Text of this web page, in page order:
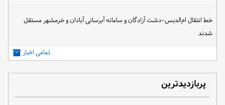
خط انتقال ام‌الدبس–دشت آزادگان و سامانه آبرسانی آبادان و خرمشهر مستقل
شدند
تمامی اخبار
پربازدیدترین